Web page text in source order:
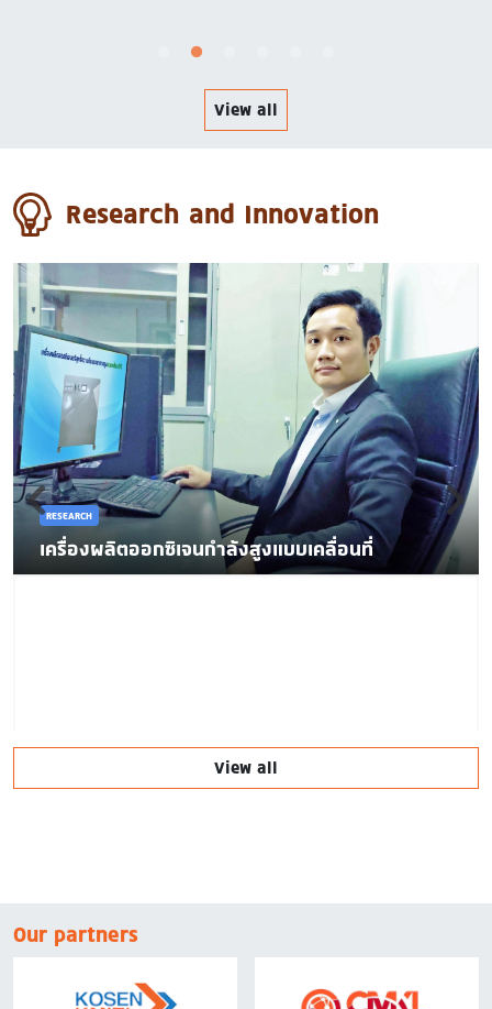
View all
Research and Innovation
RESEARCH
เครื่องผลิตออกซิเจนกำลังสูงแบบเคลื่อนที่
View all
Our partners